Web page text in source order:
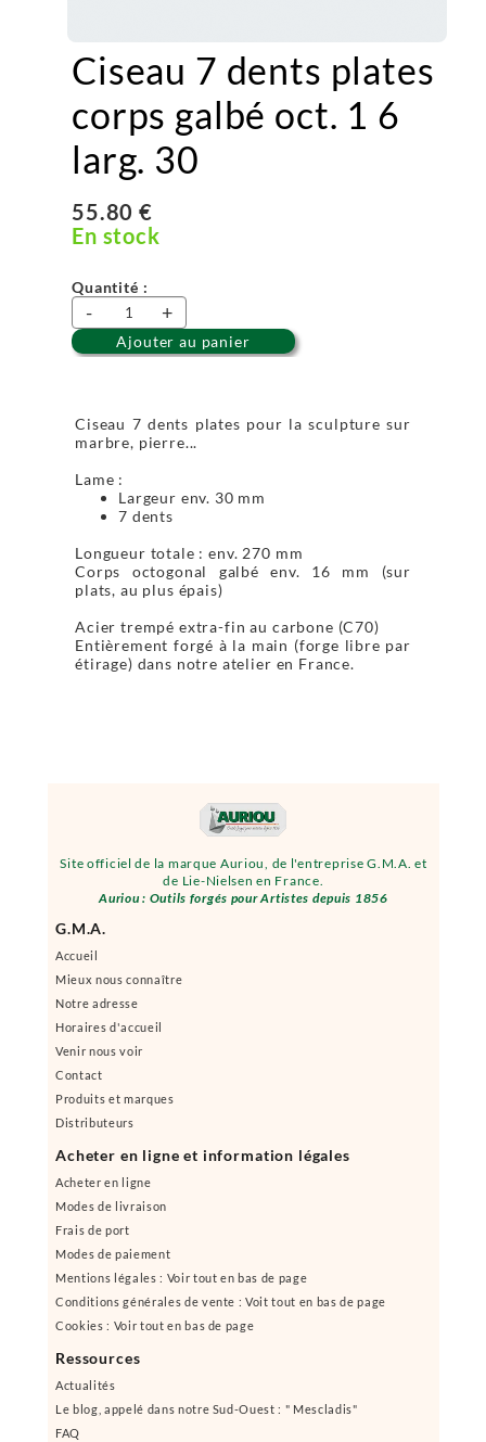
Site officiel de la marque Auriou, de l'entreprise G.M.A. et
de Lie-Nielsen en France.
Auriou : Outils forgés pour Artistes depuis 1856
G.M.A.
Accueil
Mieux nous connaître
Notre adresse
Horaires d'accueil
Venir nous voir
Contact
Produits et marques
Distributeurs
Acheter en ligne et information légales
Acheter en ligne
Modes de livraison
Frais de port
Modes de paiement
Mentions légales : Voir tout en bas de page
Conditions générales de vente : Voit tout en bas de page
Cookies : Voir tout en bas de page
Ressources
Actualités
Le blog, appelé dans notre Sud-Ouest : " Mescladis"
FAQ
Ciseau 7 dents plates
corps galbé oct. 1 6
larg. 30
55.80 €
En stock
Quantité :
- +
Ajouter au panier
Ciseau 7 dents plates pour la sculpture sur
marbre, pierre...
Lame :
Largeur env. 30 mm
7 dents
Longueur totale : env. 270 mm
Corps octogonal galbé env. 16 mm (sur
plats, au plus épais)
Acier trempé extra-fin au carbone (C70)
Entièrement forgé à la main (forge libre par
étirage) dans notre atelier en France.